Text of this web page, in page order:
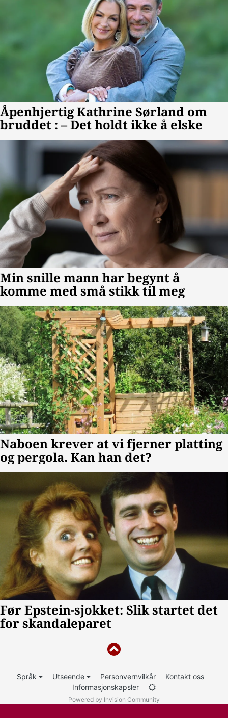
Språk Utseende Personvernvilkår
Kontakt oss
Informasjonskapsler
Powered by Invision Community